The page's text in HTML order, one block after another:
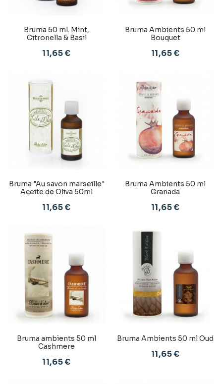
Bruma 50 ml. Mint,
Citronella & Basil
11,65 €
Bruma Ambients 50 ml
Bouquet
11,65 €
Bruma "Au savon marseille"
Aceite de Oliva 50ml
11,65 €
Bruma Ambients 50 ml
Granada
11,65 €
Bruma ambients 50 ml
Cashmere
11,65 €
Bruma Ambients 50 ml Oud
11,65 €